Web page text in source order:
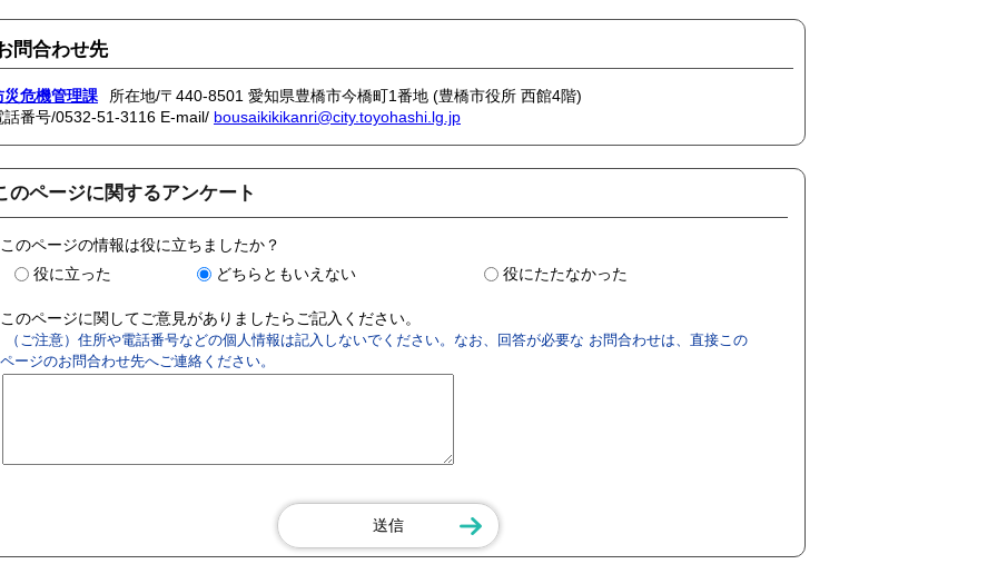
問合わせ先
災危機管理課
所在地/〒440-8501 愛知県豊橋市今橋町1番地 (豊橋市役所 西館4階)
話番号/0532-51-3116 E-mail/ bousaikikikanri@city.toyohashi.lg.jp
のページに関するアンケート
このページの情報は役に立ちましたか？
役に立った
どちらともいえない 役にたたなかった
このページに関してご意見がありましたらご記入ください。
（ご注意）住所や電話番号などの個人情報は記入しないでください。なお、回答が必要な お問合わせは、直接この
ページのお問合わせ先へご連絡ください。